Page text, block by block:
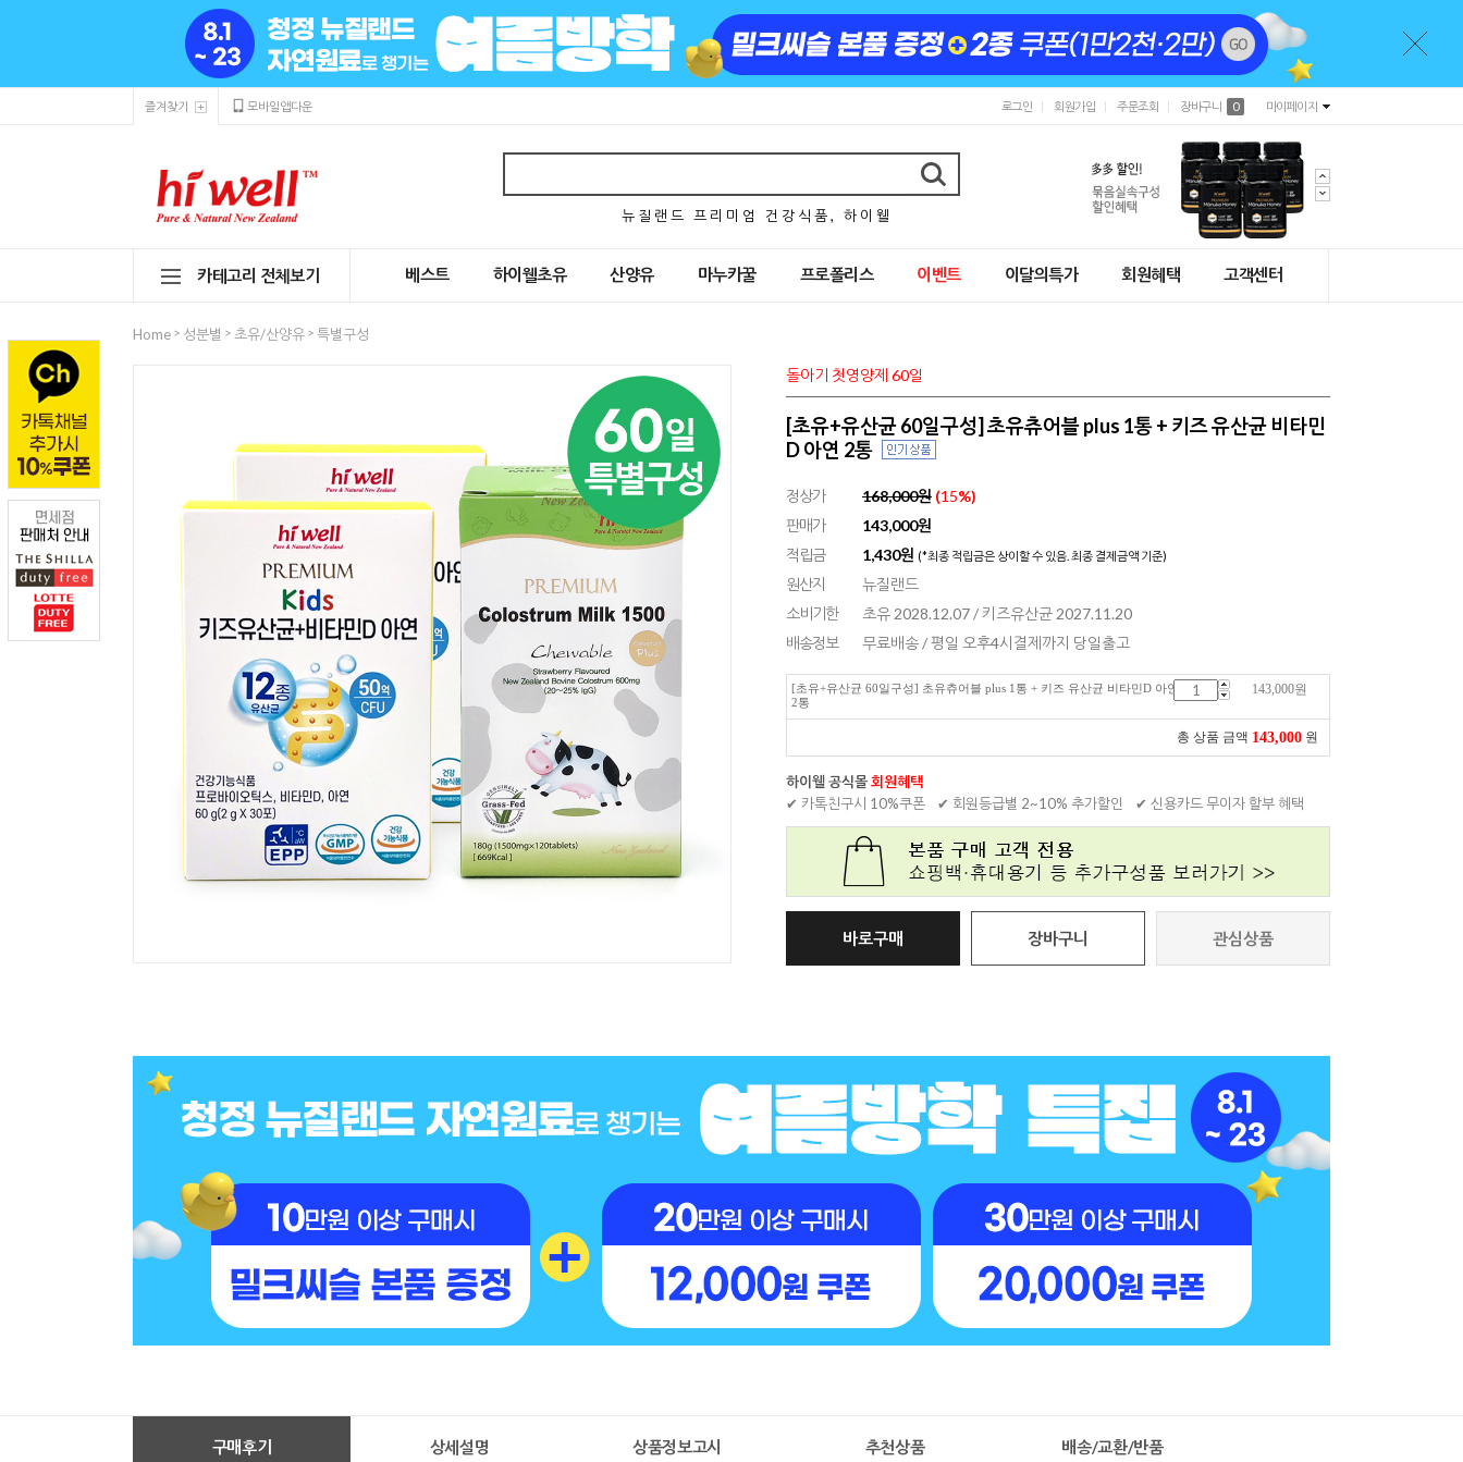
즐겨찾기 모바일앱다운 로그인 회원가입 주문조회 장바구니 0 마이페이지
뉴 질 랜 드 프 리 미 엄 건 강 식 품 , 하 이 웰
카테고리 전체보기 베스트 하이웰초유 산양유 마누카꿀 프로폴리스 이벤트 이달의특가 회원혜택 고객센터
Home > 성분별 > 초유/산양유 > 특별구성
돌아기 첫영양제 60일
[초유+유산균 60일구성] 초유츄어블 plus 1통 + 키즈 유산균 비타민
D 아연 2통
정상가 168,000원 (15%)
판매가
143,000원
적립금
1,430원 (*최종 적립금은 상이할 수 있음. 최종 결제금액 기준)
원산지
뉴질랜드
소비기한
초유 2028.12.07 / 키즈유산균 2027.11.20
배송정보
무료배송 / 평일 오후4시결제까지 당일출고
[초유+유산균 60일구성] 초유츄어블 plus 1통 + 키즈 유산균 비타민D 아연
2통
143,000원
총 상품 금액 143,000 원
하이웰 공식몰회원혜택
✔ 카톡친구시 10%쿠폰
✔ 회원등급별 2~10% 추가할인 ✔ 신용카드 무이자 할부 혜택
바로구매 장바구니 관심상품
구매후기 상세설명 상품정보고시 추천상품 배송/교환/반품